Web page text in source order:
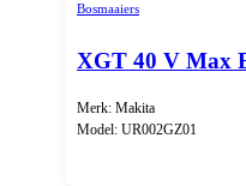
Bosmaaiers
XGT 40 V Max
Merk: Makita
Model: UR002GZ01